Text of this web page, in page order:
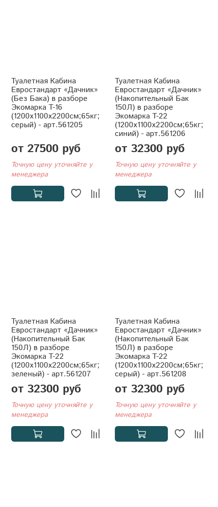
Туалетная Кабина
Евростандарт «Дачник»
(Без Бака) в разборе
Экомарка T-16
(1200x1100x2200см;65кг;
серый) - арт.561205
от 27500 руб
Точную цену уточняйте у
менеджера
Туалетная Кабина
Евростандарт «Дачник»
(Накопительный Бак
150Л) в разборе
Экомарка T-22
(1200x1100x2200см;65кг;
синий) - арт.561206
от 32300 руб
Точную цену уточняйте у
менеджера
Туалетная Кабина
Евростандарт «Дачник»
(Накопительный Бак
150Л) в разборе
Экомарка T-22
(1200x1100x2200см;65кг;
зеленый) - арт.561207
от 32300 руб
Точную цену уточняйте у
менеджера
Туалетная Кабина
Евростандарт «Дачник»
(Накопительный Бак
150Л) в разборе
Экомарка T-22
(1200x1100x2200см;65кг;
серый) - арт.561208
от 32300 руб
Точную цену уточняйте у
менеджера